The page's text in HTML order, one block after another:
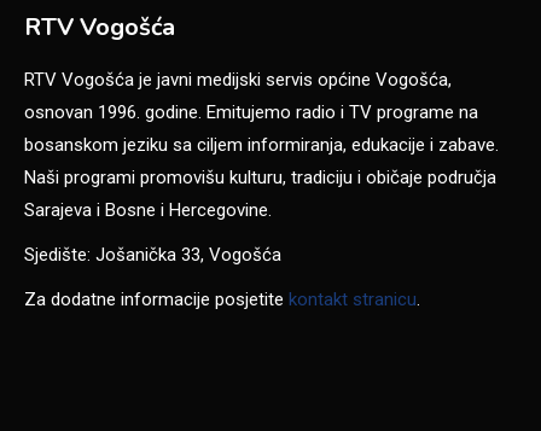
RTV Vogošća
RTV Vogošća je javni medijski servis općine Vogošća,
osnovan 1996. godine. Emitujemo radio i TV programe na
bosanskom jeziku sa ciljem informiranja, edukacije i zabave.
Naši programi promovišu kulturu, tradiciju i običaje područja
Sarajeva i Bosne i Hercegovine.
Sjedište: Jošanička 33, Vogošća
Za dodatne informacije posjetite kontakt stranicu.